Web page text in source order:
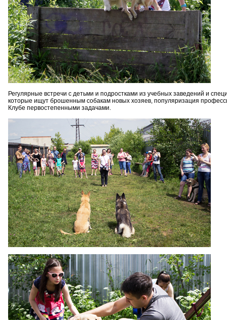
Регулярные встречи с детьми и подростками из учебных заведений и
которые ищут брошенным собакам новых хозяев, популяризация
Клубе первостепенными задачами.